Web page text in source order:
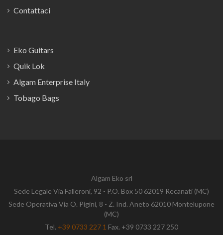
Contattaci
Eko Guitars
Quik Lok
Algam Enterprise Italy
Tobago Bags
Algam Eko srl
Sede Legale Via Falleroni, 92 - P.O. Box 50 62019 Recanati (MC)
Sede Operativa Via O. Pigini, 8 - Z. Ind. Aneto 62010 Montelupone
(MC)
Tel. +39 0733 227 1 Fax. +39 0733 227 250